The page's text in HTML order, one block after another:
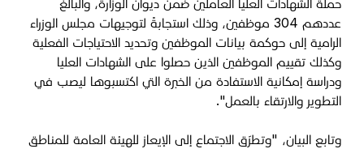
حملة الشهادات العليا العاملين ضمن ديوان الوزارة، والبالغ
عددهم 304 موظفين، وذلك استجابةً لتوجيهات مجلس الوزراء
الرامية إلى حوكمة بيانات الموظفين وتحديد الاحتياجات الفعلية
وكذلك تقييم الموظفين الذين حصلوا على الشهادات العليا
ودراسة إمكانية الاستفادة من الخبرة التي اكتسبوها ليصب في
التطوير والارتقاء بالعمل".
وتابع البيان، "وتطرّق الاجتماع إلى الإيعاز للهيئة العامة للمناطق